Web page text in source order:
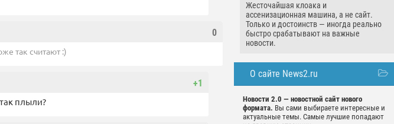
Жесточайшая клоака и
ассенизационная машина, а не сайт.
Только и достоинств — иногда реально
быстро срабатывают на важные
новости.
О сайте News2.ru
Новости 2.0 — новостной сайт нового
формата. Вы сами выбираете интересные и
актуальные темы. Самые лучшие попадают
0
так считают :)
+1
плыли?